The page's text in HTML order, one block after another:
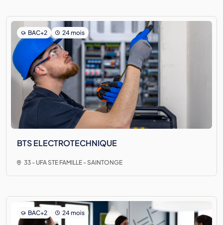
BAC+2 24 mois
BTS ELECTROTECHNIQUE
33 - UFA STE FAMILLE - SAINTONGE
BAC+2 24 mois